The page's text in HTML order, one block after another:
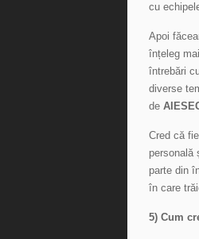
cu
Apoi
înțeleg
întrebări
diverse
de
Cred că
personală
parte din
în care
5) Cum